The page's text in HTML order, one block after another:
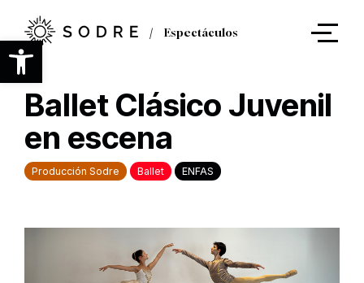
Abrir barra de herramientas
contenido
principal
Espectáculos
Ballet Clásico Juvenil
en escena
Producción Sodre Ballet ENFAS